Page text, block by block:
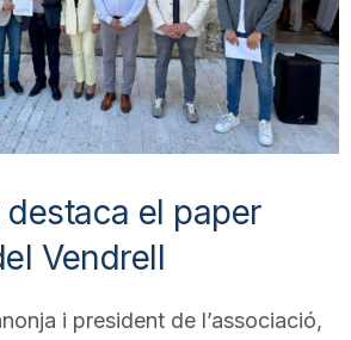
el paper
Vendrell
i president de l’associació,